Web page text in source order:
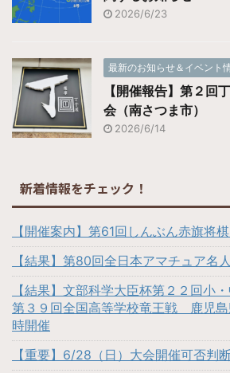
2026/6/23
最新のお知らせ＆イベント
【開催報告】第２回
会（南さつま市）
2026/6/14
新着情報をチェック！
【開催案内】第61回しんぶん赤旗将
【結果】第80回全日本アマチュア名
【結果】文部科学大臣杯第２２回小
第３９回全国高等学校竜王戦 鹿児
時開催
【重要】6/28（日）大会開催可否判